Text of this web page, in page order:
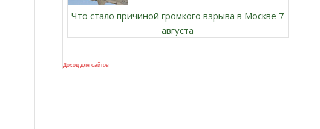
Что стало причиной громкого взрыва в Москве 7
августа
Доход для сайтов